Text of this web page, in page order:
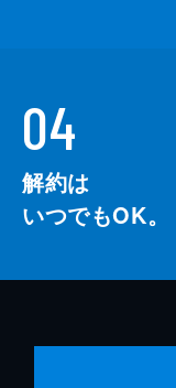
04
解約は
いつでもOK。